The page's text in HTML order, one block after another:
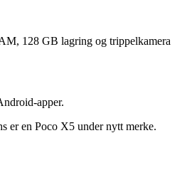
128 GB lagring og trippelkamera
apper.
er en Poco X5 under nytt merke.